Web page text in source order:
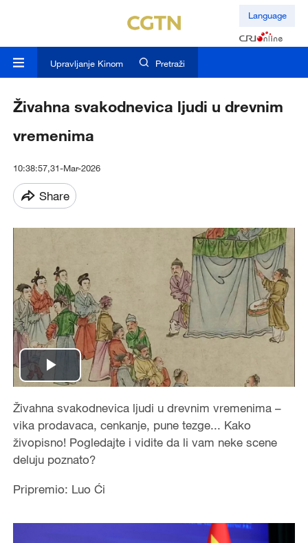
Language
Upravljanje Kinom Pretraži
Živahna svakodnevica ljudi u drevnim
vremenima
10:38:57,31-Mar-2026
Share
Play
Video
Živahna svakodnevica ljudi u drevnim vremenima –
vika prodavaca, cenkanje, pune tezge... Kako
živopisno! Pogledajte i vidite da li vam neke scene
deluju poznato?
Pripremio: Luo Ći